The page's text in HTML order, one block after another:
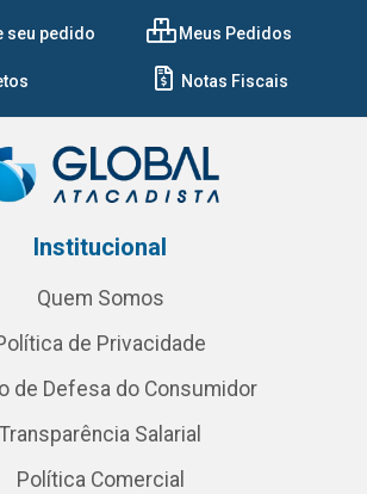
seu pedido Meus Pedidos
Notas Fiscais
Institucional
Quem Somos
de Privacidade
de Defesa do Consumidor
Transparência Salarial
Política Comercial